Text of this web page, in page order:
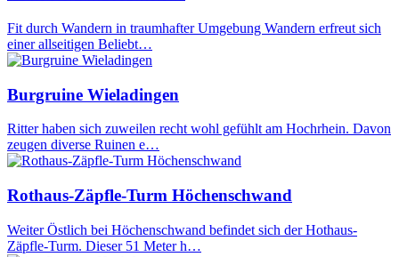
Fit durch Wandern in traumhafter Umgebung Wandern erfreut sich
einer allseitigen Beliebt…
Burgruine Wieladingen
Ritter haben sich zuweilen recht wohl gefühlt am Hochrhein. Davon
zeugen diverse Ruinen e…
Rothaus-Zäpfle-Turm Höchenschwand
Weiter Östlich bei Höchenschwand befindet sich der Hothaus-
Zäpfle-Turm. Dieser 51 Meter h…